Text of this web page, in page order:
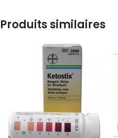
Produits similaires